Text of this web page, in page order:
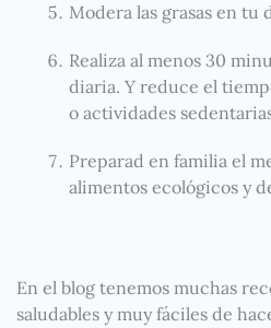
Modera las grasas en tu
Realiza al menos 30
diaria. Y reduce el
o actividades
Preparad en familia el
alimentos ecológicos y
En el blog tenemos muchas
saludables y muy fáciles de